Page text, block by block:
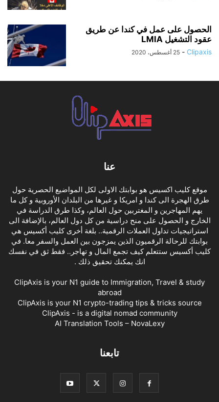
الحصول على عمل في كندا عن طريق
عقود التشغيل LMIA
Clipaxis
- 25 أغسطس، 2020
عنا
موقع كليب اكسيس هو بوابتك الاولى لكل المواضيع الحصرية حول
طرق الهجرة الى كندا و امريكا و غيرها من البلدان الأوروبية و كل ما
يهم المهاجرين و المغتربين حول العالم، وكذا طرق الدراسة في
الخارج و الحصول على منح دراسية من كل دول العالم، بالإضافة الى
استراتيجيات تداول العملات الرقمية.. بلغة أخرى كليب أكسيس هي
بوابتك للرحالة الرقميون الذين يمزجون بين العمل والسفر معا. في
كليب أكسيس ستتعلم كيف تجمع المال و تهاجر.. فقط ثق في نفسك
انك يمكنك تحقيق ذلك .
ClipAxis is your N1 guide to Immigration, Travel & study
abroad
ClipAxis is your N1 crypto-trading tips & tricks source
ClipAxis - is a digital nomad community
AI Translation Tools – NovaLexy
تابعنا